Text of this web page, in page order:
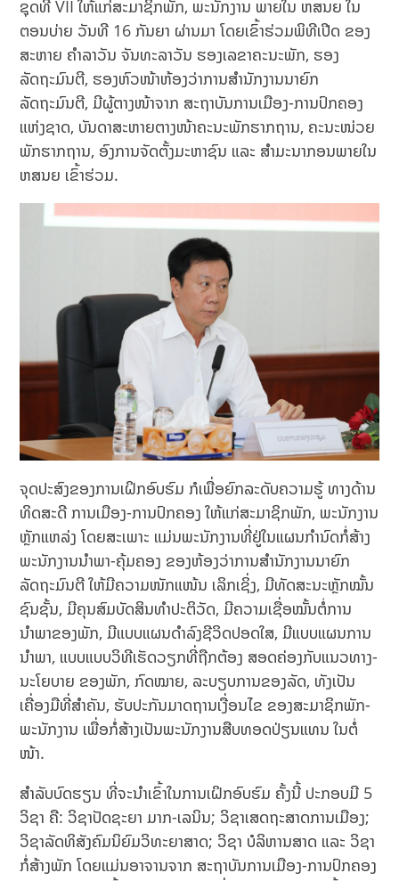
ຊຸດທີ VII ໃຫ້ແກ່ສະມາຊິກພັກ, ພະນັກງານ ພາຍໃນ ຫສນຍ ໃນ
ຕອນບ່າຍ ວັນທີ 16 ກັນຍາ ຜ່ານມາ ໂດຍເຂົ້າຮ່ວມພິທີເປີດ ຂອງ
ສະຫາຍ ຄຳລາວັນ ຈັນທະລາວັນ ຮອງເລຂາຄະນະພັກ, ຮອງ
ລັດຖະມົນຕີ, ຮອງຫົວໜ້າຫ້ອງວ່າການສຳນັກງານນາຍົກ
ລັດຖະມົນຕີ, ມີຜູ້ຕາງໜ້າຈາກ ສະຖາບັນການເມືອງ-ການປົກຄອງ
ແຫ່ງຊາດ, ບັນດາສະຫາຍຕາງໜ້າຄະນະພັກຮາກຖານ, ຄະນະໜ່ວຍ
ພັກຮາກຖານ, ອົງການຈັດຕັ້ງມະຫາຊົນ ແລະ ສຳມະນາກອນພາຍໃນ
ຫສນຍ ເຂົ້າຮ່ວມ.
ຈຸດປະສົງຂອງການເຝິກອົບຮົມ ກໍເພື່ອຍົກລະດັບຄວາມຮູ້ ທາງດ້ານ
ທິດສະດີ ການເມືອງ-ການປົກຄອງ ໃຫ້ແກ່ສະມາຊິກພັກ, ພະນັກງານ
ຫຼັກແຫລ່ງ ໂດຍສະເພາະ ແມ່ນພະນັກງານທີ່ຢູ່ໃນແຜນກຳນົດກໍ່ສ້າງ
ພະນັກງານນໍາພາ-ຄຸ້ມຄອງ ຂອງຫ້ອງວ່າການສຳນັກງານນາຍົກ
ລັດຖະມົນຕີ ໃຫ້ມີຄວາມໜັກແໜ້ນ ເລິກເຊິ່ງ, ມີທັດສະນະຫຼັກໝັ້ນ
ຊົນຊັ້ນ, ມີຄຸນສົມບັດສິນທຳປະຕິວັດ, ມີຄວາມເຊື່ອໝັ້ນຕໍ່ການ
ນຳພາຂອງພັກ, ມີແບບແຜນດຳລົງຊີວິດປອດໃສ, ມີແບບແຜນການ
ນໍາພາ, ແບບແບບວິທີເຮັດວຽກທີ່ຖືກຕ້ອງ ສອດຄ່ອງກັບແນວທາງ-
ນະໂຍບາຍ ຂອງພັກ, ກົດໝາຍ, ລະບຽບການຂອງລັດ, ທັງເປັນ
ເຄື່ອງມືທີ່ສໍາຄັນ, ຮັບປະກັນມາດຖານເງື່ອນໄຂ ຂອງສະມາຊິກພັກ-
ພະນັກງານ ເພື່ອກໍ່ສ້າງເປັນພະນັກງານສືບທອດປ່ຽນແທນ ໃນຕໍ່
ໜ້າ.
ສໍາລັບບົດຮຽນ ທີ່ຈະນຳເຂົ້າໃນການເຝິກອົບຮົມ ຄັ້ງນີ້ ປະກອບມີ 5
ວິຊາ ຄື: ວິຊາປັດຊະຍາ ມາກ-ເລນິນ; ວິຊາເສດຖະສາດການເມືອງ;
ວິຊາລັດທິສັງຄົມນິຍົມວິທະຍາສາດ; ວິຊາ ບໍລິຫານສາດ ແລະ ວິຊາ
ກໍ່ສ້າງພັກ ໂດຍແມ່ນອາຈານຈາກ ສະຖາບັນການເມືອງ-ການປົກຄອງ